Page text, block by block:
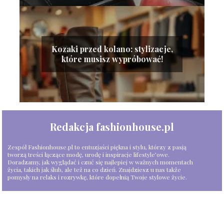
Kozaki przed kolano: stylizacje,
które musisz wypróbować!
Redakcja fashionhouse.pl
Zespół Fashionhouse.pl to entuzjaści piękna i stylu, którzy z pasją
tworzą treści łączące modę, urodę i inspiracje lifestyle’owe.
Doradzamy, jak wyglądać i czuć się najlepiej w ważnych momentach
życia, takich jak ślub, ale też na co dzień. Znajdziesz u nas także
pomysły na relaks i rozrywkę, które dopełnią Twoje stylowe życie.